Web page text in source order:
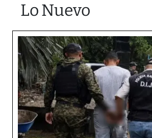
Lo Nuevo